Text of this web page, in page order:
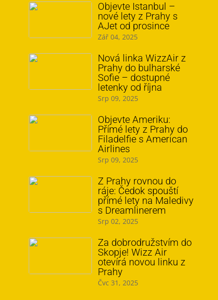
Objevte Istanbul –
nové lety z Prahy s
AJet od prosince
Zář 04, 2025
Nová linka WizzAir z
Prahy do bulharské
Sofie – dostupné
letenky od října
Srp 09, 2025
Objevte Ameriku:
Přímé lety z Prahy do
Filadelfie s American
Airlines
Srp 09, 2025
Z Prahy rovnou do
ráje: Čedok spouští
přímé lety na Maledivy
s Dreamlinerem
Srp 02, 2025
Za dobrodružstvím do
Skopje! Wizz Air
otevírá novou linku z
Prahy
Čvc 31, 2025